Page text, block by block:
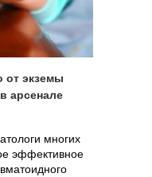
от экземы
арсенале
многих
эффективное